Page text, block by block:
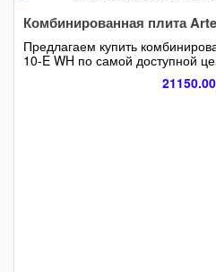
Комбинированная плита
Предлагаем купить
10-E WH по самой доступной